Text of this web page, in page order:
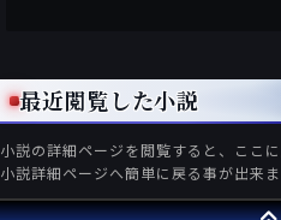
最近閲覧した小説
小説の詳細ページを閲覧すると、ここ
小説詳細ページへ簡単に戻る事が出来ま